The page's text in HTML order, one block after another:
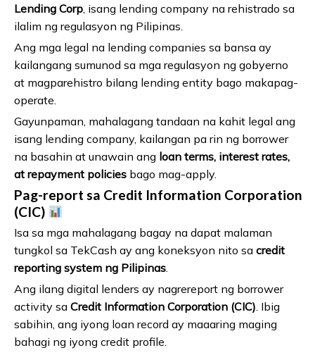
Lending Corp , isang lending company na rehistrado sa
ilalim ng regulasyon ng Pilipinas.
Ang mga legal na lending companies sa bansa ay
kailangang sumunod sa mga regulasyon ng gobyerno
at magparehistro bilang lending entity bago makapag-
operate.
Gayunpaman, mahalagang tandaan na kahit legal ang
isang lending company, kailangan pa rin ng borrower
na basahin at unawain ang loan terms, interest rates,
at repayment policies bago mag-apply.
Pag-report sa Credit Information Corporation
(CIC)
Isa sa mga mahalagang bagay na dapat malaman
tungkol sa TekCash ay ang koneksyon nito sa credit
reporting system ng Pilipinas
Ang ilang digital lenders ay nagrereport ng borrower
activity sa Credit Information Corporation (CIC) . Ibig
sabihin, ang iyong loan record ay maaaring maging
bahagi ng iyong credit profile.